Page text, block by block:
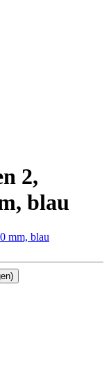
2,
blau